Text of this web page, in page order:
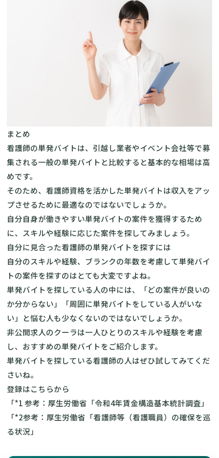
まとめ
看護師の単発バイトは、引越し業者やイベント会社等で募
集される一般の単発バイトと比較すると基本的な相場は高
めです。
そのため、看護師資格を活かした単発バイトは収入をアッ
プさせるために最適なのではないでしょうか。
自分自身が働きやすい単発バイトの案件を獲得するため
に、スキルや経験に応じた案件を探してみましょう。
自分に見合った看護師の単発バイトを探すには
自分のスキルや経験、ブランクの年数を考慮して単発バイ
トの案件を探すのはとても大変ですよね。
単発バイトを探している人の中には、「どの案件が良いの
か分からない」「周囲に単発バイトをしている人がいな
い」と悩む人も少なくないのではないでしょうか。
非公開求人のクーラは一人ひとりのスキルや経験を考慮
し、おすすめの単発バイトをご紹介します。
単発バイトを探している看護師の人はぜひ試してみてくだ
さいね。
登録はこちらから
「*1 参考： 厚生労働省「令和4年賃金構造基本統計調査」
「*2参考： 厚生労働省「看護師等（看護職員）の確保を巡
る状況」